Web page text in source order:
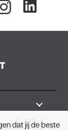
dat jij de beste